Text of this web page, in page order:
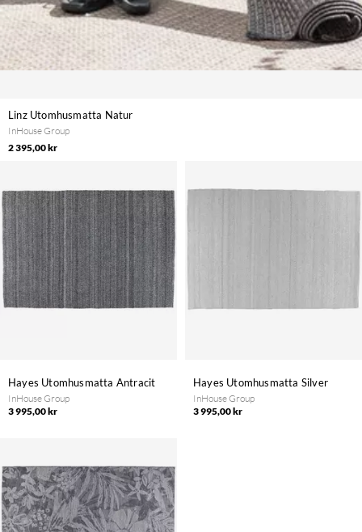
Linz Utomhusmatta Natur
InHouse Group
2 395,00 kr
Hayes Utomhusmatta Antracit
InHouse Group
3 995,00 kr
Hayes Utomhusmatta Silver
InHouse Group
3 995,00 kr